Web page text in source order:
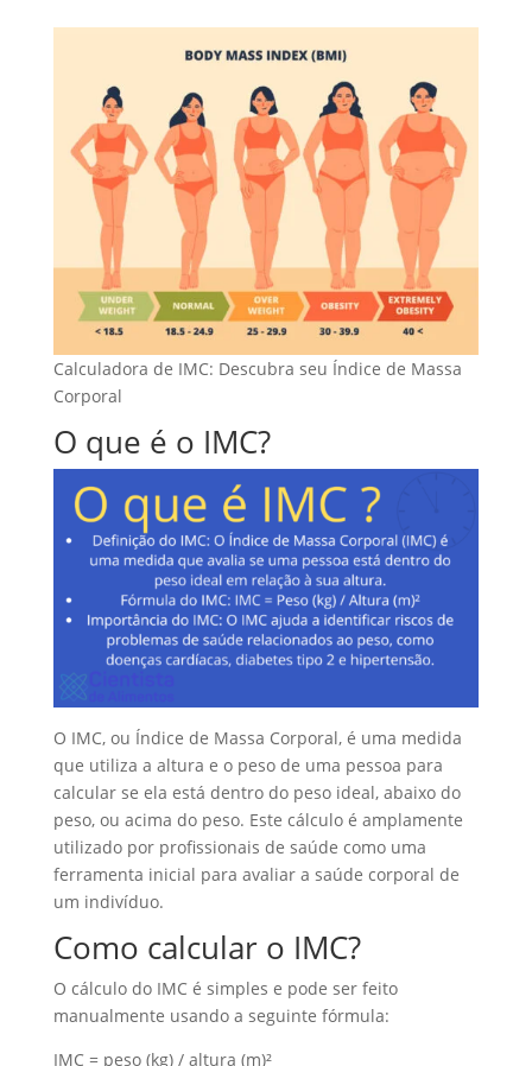
Calculadora de IMC: Descubra seu Índice de Massa
Corporal
O que é o IMC?
O IMC, ou Índice de Massa Corporal, é uma medida
que utiliza a altura e o peso de uma pessoa para
calcular se ela está dentro do peso ideal, abaixo do
peso, ou acima do peso. Este cálculo é amplamente
utilizado por profissionais de saúde como uma
ferramenta inicial para avaliar a saúde corporal de
um indivíduo.
Como calcular o IMC?
O cálculo do IMC é simples e pode ser feito
manualmente usando a seguinte fórmula:
IMC = peso (kg) / altura (m)²